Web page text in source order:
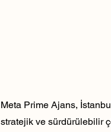
Meta Prime Ajans,
stratejik ve sürdürülebilir